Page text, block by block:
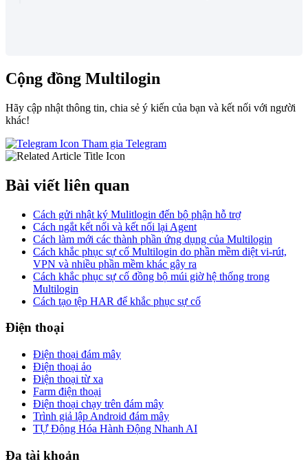
Cộng đồng Multilogin
Hãy cập nhật thông tin, chia sẻ ý kiến của bạn và kết nối với người
khác!
Tham gia Telegram
Bài viết liên quan
Cách gửi nhật ký Mulitlogin đến bộ phận hỗ trợ
Cách ngắt kết nối và kết nối lại Agent
Cách làm mới các thành phần ứng dụng của Multilogin
Cách khắc phục sự cố Multilogin do phần mềm diệt vi-rút,
VPN và nhiều phần mềm khác gây ra
Cách khắc phục sự cố đồng bộ múi giờ hệ thống trong
Multilogin
Cách tạo tệp HAR để khắc phục sự cố
Điện thoại
Điện thoại đám mây
Điện thoại ảo
Điện thoại từ xa
Farm điện thoại
Điện thoại chạy trên đám mây
Trình giả lập Android đám mây
TỰ Động Hóa Hành Động Nhanh AI
Đa tài khoản